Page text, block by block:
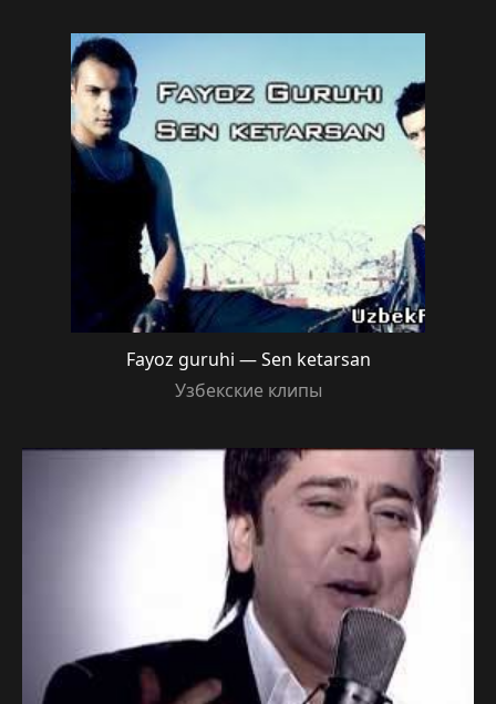
Fayoz guruhi — Sen ketarsan
Узбекские клипы